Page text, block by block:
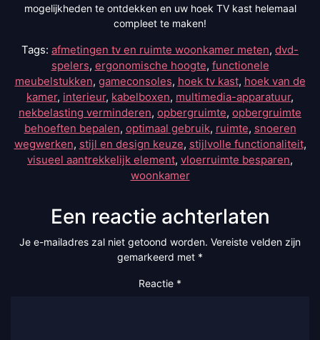
mogelijkheden te ontdekken en uw hoek TV kast helemaal
compleet te maken!
Tags: afmetingen tv en ruimte woonkamer meten, dvd-
spelers, ergonomische hoogte, functionele
meubelstukken, gameconsoles, hoek tv kast, hoek van de
kamer, interieur, kabelboxen, multimedia-apparatuur,
nekbelasting verminderen, opbergruimte, opbergruimte
behoeften bepalen, optimaal gebruik, ruimte, snoeren
wegwerken, stijl en design keuze, stijlvolle functionaliteit,
visueel aantrekkelijk element, vloerruimte besparen,
woonkamer
Een reactie achterlaten
Je e-mailadres zal niet getoond worden. Vereiste velden zijn
gemarkeerd met *
Reactie *